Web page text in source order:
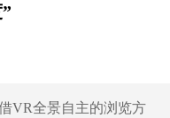
VR全景自主的浏览方